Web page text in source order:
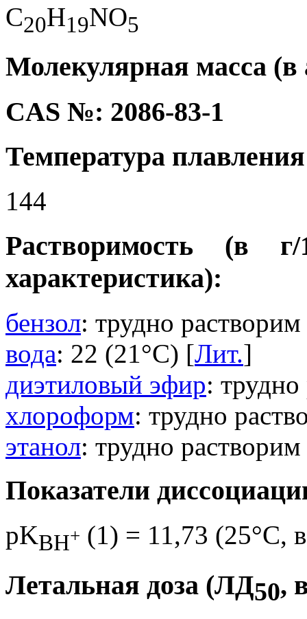
C20H19NO5
Молекулярная масса (в
CAS №: 2086-83-1
Температура
144
Растворимость (в
характеристика):
бензол: трудно
вода: 22 (21°C) [Лит.]
диэтиловый эфир:
хлороформ: трудно
этанол: трудно
Показатели
pKBH+ (1) = 11,73 (25°C,
Летальная доза (ЛД50,